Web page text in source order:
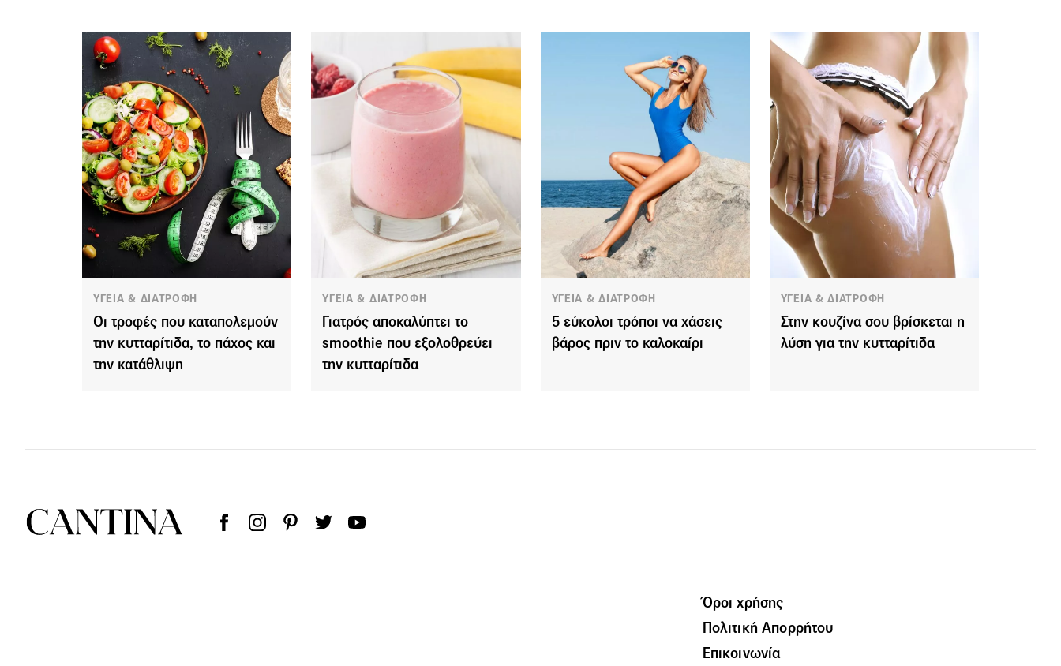
ΥΓΕΙΑ & ΔΙΑΤΡΟΦΗ
Οι τροφές που καταπολεμούν
την κυτταρίτιδα, το πάχος και
την κατάθλιψη
ΥΓΕΙΑ & ΔΙΑΤΡΟΦΗ
Γιατρός αποκαλύπτει το
smoothie που εξολοθρεύει
την κυτταρίτιδα
ΥΓΕΙΑ & ΔΙΑΤΡΟΦΗ
5 εύκολοι τρόποι να χάσεις
βάρος πριν το καλοκαίρι
ΥΓΕΙΑ & ΔΙΑΤΡΟΦΗ
Στην κουζίνα σου βρίσκεται η
λύση για την κυτταρίτιδα
Όροι χρήσης
Πολιτική Απορρήτου
Επικοινωνία